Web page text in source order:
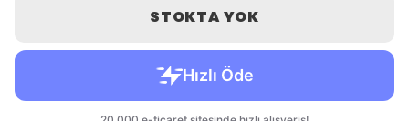
STOKTA YOK